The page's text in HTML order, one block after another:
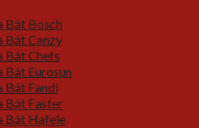
Bát Bosch
Bát Canzy
Bát Chefs
Bát Eurosun
Bát Fandi
Bát Faster
Bát Hafele